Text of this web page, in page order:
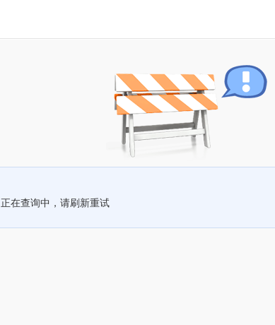
正在查询中，请刷新重试